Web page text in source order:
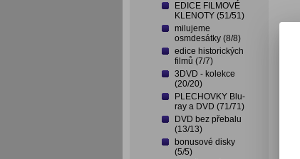
EDICE FILMOVÉ
KLENOTY (51/51)
milujeme
osmdesátky (8/8)
edice historických
filmů (7/7)
3DVD - kolekce
(20/20)
PLECHOVKY Blu-
ray a DVD (71/71)
DVD bez přebalu
(13/13)
bonusové disky
(5/5)